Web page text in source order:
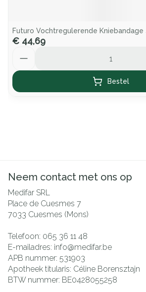
Futuro Vochtregulerende Kniebandage
€ 44,69
Bestel
Neem contact met ons op
Medifar SRL
Place de Cuesmes 7
7033 Cuesmes (Mons)
Telefoon: 065 36 11 48
E-mailadres: info@medifar.be
APB nummer: 531903
Apotheek titularis: Céline Borensztajn
BTW nummer: BE0428055258